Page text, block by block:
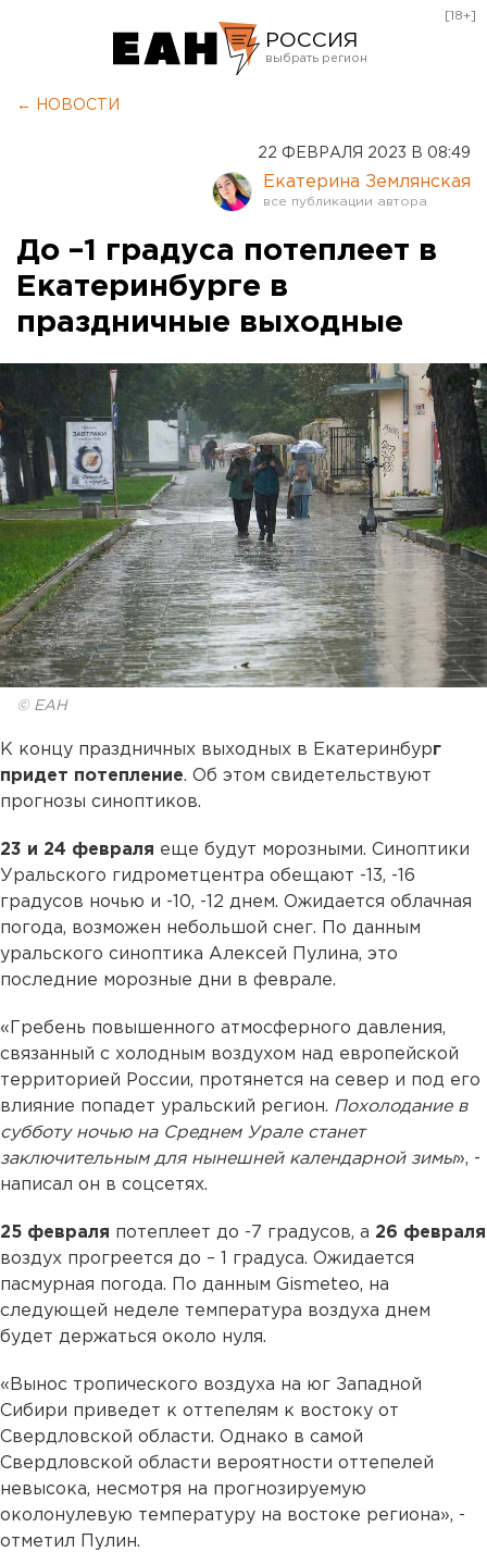
РОССИЯ
Оренбург
[18+]
← НОВОСТИ
22 ФЕВРАЛЯ 2023 В 08:49
Екатерина Землянская
До –1 градуса потеплеет в
Екатеринбурге в
праздничные выходные
© ЕАН
К концу праздничных выходных в Екатеринбург
придет потепление. Об этом свидетельствуют
прогнозы синоптиков.
23 и 24 февраля еще будут морозными. Синоптики
Уральского гидрометцентра обещают -13, -16
градусов ночью и -10, -12 днем. Ожидается облачная
погода, возможен небольшой снег. По данным
уральского синоптика Алексей Пулина, это
последние морозные дни в феврале.
«Гребень повышенного атмосферного давления,
связанный с холодным воздухом над европейской
территорией России, протянется на север и под его
влияние попадет уральский регион. Похолодание в
субботу ночью на Среднем Урале станет
заключительным для нынешней календарной зимы», -
написал он в соцсетях.
25 февраля потеплеет до -7 градусов, а 26 февраля
воздух прогреется до – 1 градуса. Ожидается
пасмурная погода. По данным Gismeteo, на
следующей неделе температура воздуха днем
будет держаться около нуля.
«Вынос тропического воздуха на юг Западной
Сибири приведет к оттепелям к востоку от
Свердловской области. Однако в самой
Свердловской области вероятности оттепелей
невысока, несмотря на прогнозируемую
околонулевую температуру на востоке региона», -
отметил Пулин.